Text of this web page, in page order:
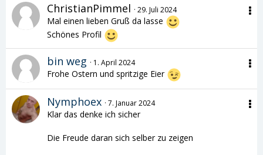
ChristianPimmel 29. Juli 2024
Mal einen lieben Gruß da lasse
Schönes Profil
bin weg 1. April 2024
Frohe Ostern und spritzige Eier
Nymphoex 7. Januar 2024
Klar das denke ich sicher
Die Freude daran sich selber zu zeigen